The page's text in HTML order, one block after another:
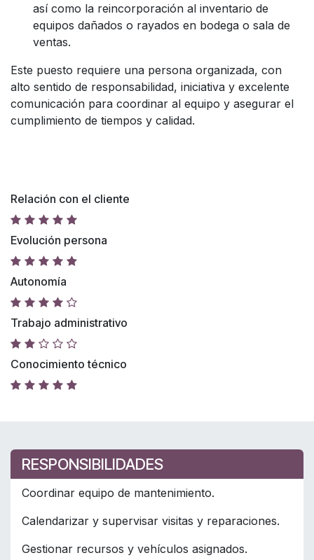
así como la reincorporación al inventario de
equipos dañados o rayados en bodega o sala de
ventas.
Este puesto requiere una persona organizada, con
alto sentido de responsabilidad, iniciativa y excelente
comunicación para coordinar al equipo y asegurar el
cumplimiento de tiempos y calidad.
Relación con el cliente
Evolución persona
Autonomía
Trabajo administrativo
Conocimiento técnico
RESPONSIBILIDADES
Coordinar equipo de mantenimiento.
Calendarizar y supervisar visitas y reparaciones.
Gestionar recursos y vehículos asignados.